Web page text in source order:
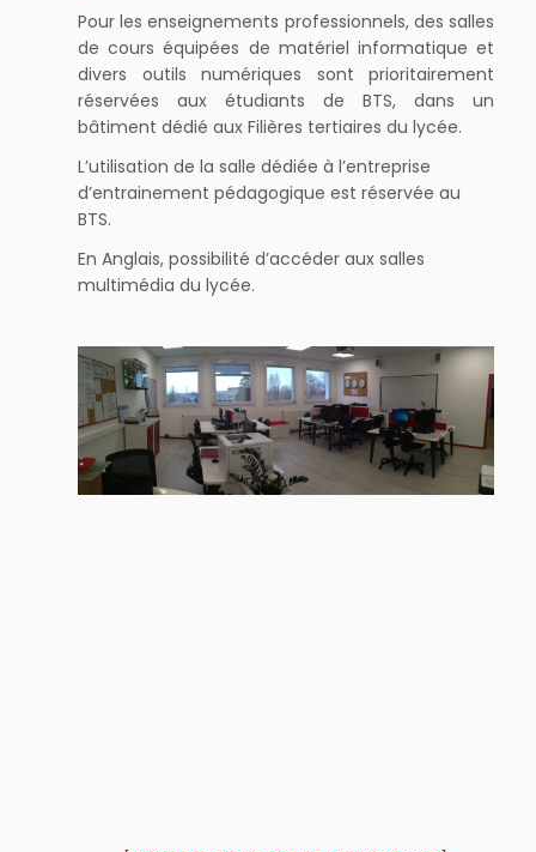
Pour les enseignements professionnels, des salles
de cours équipées de matériel informatique et
divers outils numériques sont prioritairement
réservées aux étudiants de BTS, dans un
bâtiment dédié aux Filières tertiaires du lycée.
L’utilisation de la salle dédiée à l’entreprise
d’entrainement pédagogique est réservée au
BTS.
En Anglais, possibilité d’accéder aux salles
multimédia du lycée.